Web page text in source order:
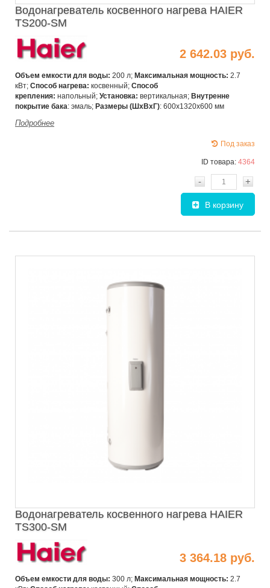
Водонагреватель косвенного нагрева HAIER
TS200-SM
2 642.03 руб.
Объем емкости для воды: 200 л; Максимальная мощность: 2.7
кВт; Способ нагрева: косвенный; Способ
крепления: напольный; Установка: вертикальная; Внутренне
покрытие бака: эмаль; Размеры (ШхВхГ): 600x1320x600 мм
Подробнее
Под заказ
ID товара: 4364
- +
В корзину
Водонагреватель косвенного нагрева HAIER
TS300-SM
3 364.18 руб.
Объем емкости для воды: 300 л; Максимальная мощность: 2.7